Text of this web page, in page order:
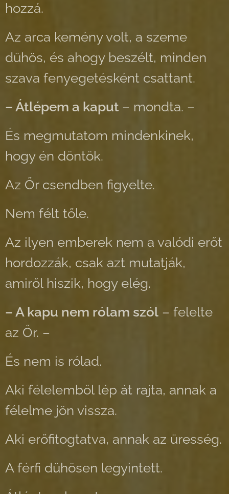
hozzá.
Az arca kemény volt, a szeme
dühös, és ahogy beszélt, minden
szava fenyegetésként csattant.
– Átlépem a kaput – mondta. –
És megmutatom mindenkinek,
hogy én döntök.
Az Őr csendben figyelte.
Nem félt tőle.
Az ilyen emberek nem a valódi erőt
hordozzák, csak azt mutatják,
amiről hiszik, hogy elég.
– A kapu nem rólam szól – felelte
az Őr. –
És nem is rólad.
Aki félelemből lép át rajta, annak a
félelme jön vissza.
Aki erőfitogtatva, annak az üresség.
A férfi dühösen legyintett.